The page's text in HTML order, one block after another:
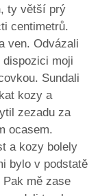
ty větší prý
centimetrů.
ven. Odvázali
dispozici moji
Sundali
kozy a
zezadu za
ocasem.
a kozy bolely
bylo v podstatě
Pak mě zase